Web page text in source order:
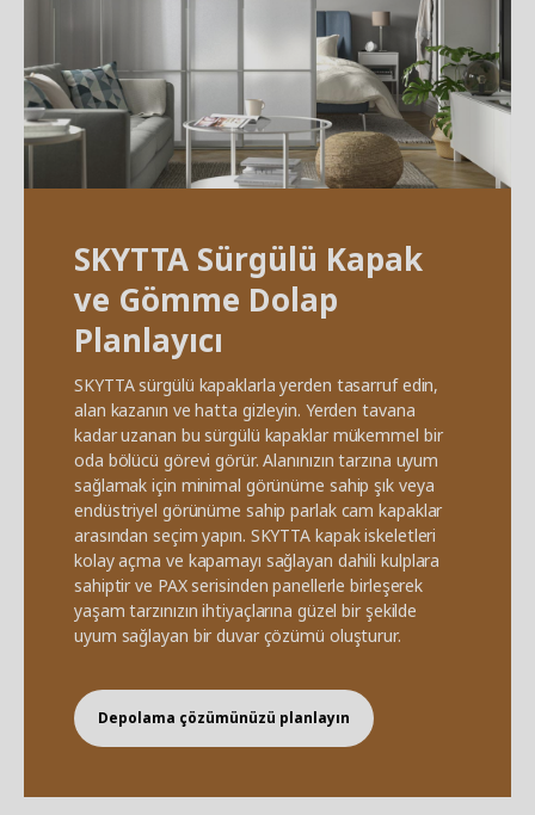
SKYTTA Sürgülü Kapak
ve Gömme Dolap
Planlayıcı
SKYTTA sürgülü kapaklarla yerden tasarruf edin,
alan kazanın ve hatta gizleyin. Yerden tavana
kadar uzanan bu sürgülü kapaklar mükemmel bir
oda bölücü görevi görür. Alanınızın tarzına uyum
sağlamak için minimal görünüme sahip şık veya
endüstriyel görünüme sahip parlak cam kapaklar
arasından seçim yapın. SKYTTA kapak iskeletleri
kolay açma ve kapamayı sağlayan dahili kulplara
sahiptir ve PAX serisinden panellerle birleşerek
yaşam tarzınızın ihtiyaçlarına güzel bir şekilde
uyum sağlayan bir duvar çözümü oluşturur.
Depolama çözümünüzü planlayın